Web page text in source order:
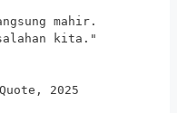
mahir.
kita."
2025